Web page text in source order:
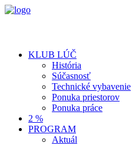
KLUB LÚČ
História
Súčasnosť
Technické vybavenie
Ponuka priestorov
Ponuka práce
2 %
PROGRAM
Aktuál